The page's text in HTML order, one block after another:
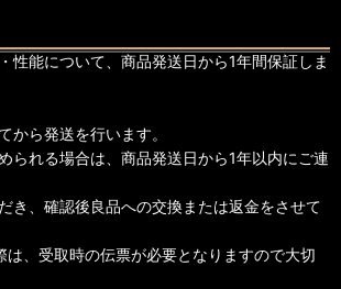
性能について、商品発送日から1年間保証しま
から発送を行います。
られる場合は、商品発送日から1年以内にご連
き、確認後良品への交換または返金をさせて
は、受取時の伝票が必要となりますので大切